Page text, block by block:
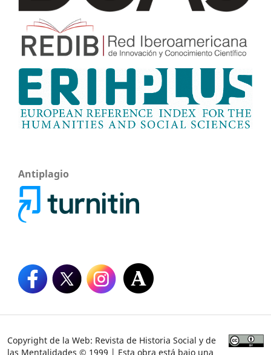
Antiplagio
Copyright de la Web: Revista de Historia Social y de
las Mentalidades © 1999 | Esta obra está bajo una